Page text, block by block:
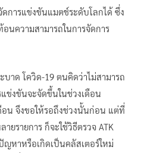
การแข่งขันแมตช์ระดับโลกได้ ซึ่ง
ความสามารถในการจัดการ
าด โควิด-19 ตนคิดว่าไม่สามารถ
ข่งขันจะจัดขึ้นในช่วงเดือน
อน จึงขอให้รอถึงช่วงนั้นก่อน แต่ที่
ยรายการ ก็จะใช้วิธีตรวจ ATK
หาหรือเกิดเป็นคลัสเตอร์ใหม่